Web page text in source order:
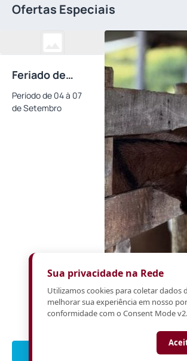
Ofertas Especiais
Feriado de
Independência
do Brasil
Período de 04 à 07
de Setembro
Feriado Dia
Sua privacidade na Rede
Utilizamos cookies para coletar dados
melhorar sua experiência em nosso
conformidade com o Consent Mode v2.